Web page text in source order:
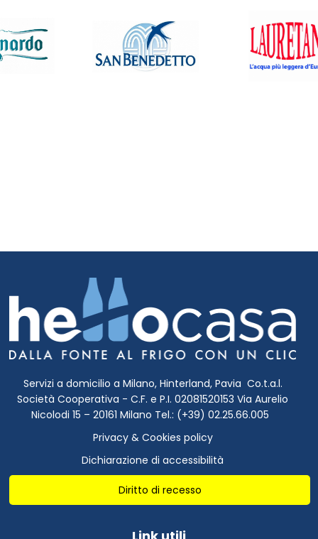
Servizi a domicilio a Milano, Hinterland, Pavia Co.t.a.l.
Società Cooperativa - C.F. e P.I. 02081520153 Via Aurelio
Nicolodi 15 – 20161 Milano Tel.: (+39) 02.25.66.005
Privacy & Cookies policy
Dichiarazione di accessibilità
Diritto di recesso